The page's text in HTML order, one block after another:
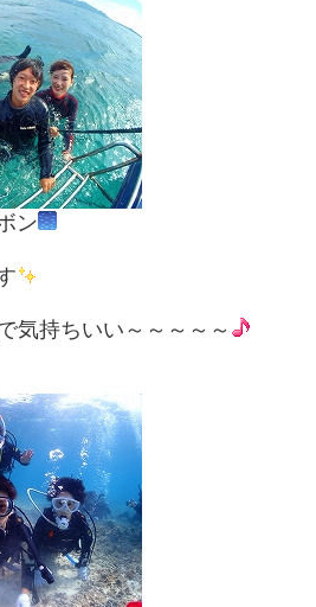
ン
気持ちいい～～～～～